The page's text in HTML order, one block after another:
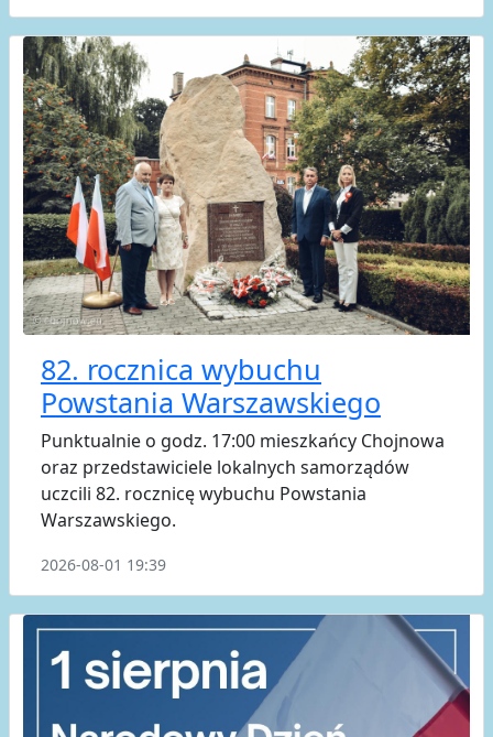
82. rocznica wybuchu
Powstania Warszawskiego
Punktualnie o godz. 17:00 mieszkańcy Chojnowa
oraz przedstawiciele lokalnych samorządów
uczcili 82. rocznicę wybuchu Powstania
Warszawskiego.
2026-08-01 19:39